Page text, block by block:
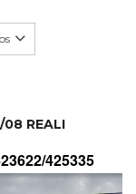
08 REALI
425335